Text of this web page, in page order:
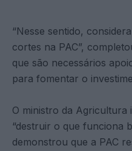
“Nesse sentido,
cortes na PAC”,
que são necessários
para fomentar o
O ministro da Agricultura
“destruir o que funciona
demonstrou que a PAC